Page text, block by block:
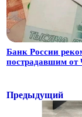
Банк России
пострадавшим
Предыдущий